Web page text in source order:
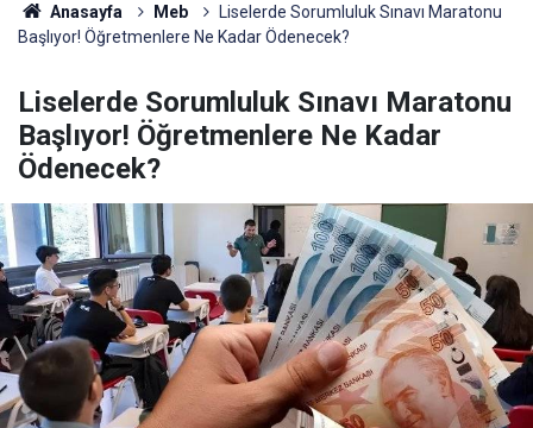
Anasayfa Meb
Liselerde Sorumluluk Sınavı Maratonu
Başlıyor! Öğretmenlere Ne Kadar Ödenecek?
Liselerde Sorumluluk Sınavı Maratonu
Başlıyor! Öğretmenlere Ne Kadar
Ödenecek?